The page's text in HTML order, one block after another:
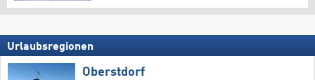
Urlaubsregionen
Oberstdorf